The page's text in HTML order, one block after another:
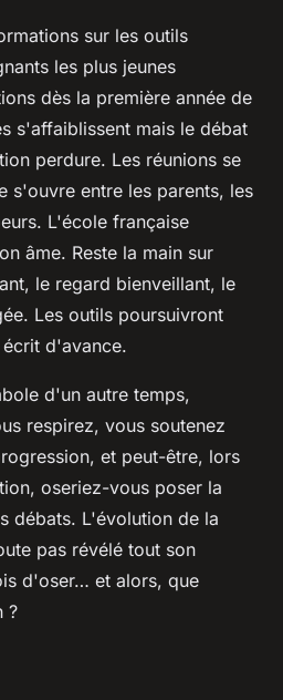
sur les outils
les plus jeunes
dès la première année de
s'affaiblissent mais le débat
perdure. Les réunions se
s'ouvre entre les parents, les
L'école française
âme. Reste la main sur
le regard bienveillant, le
Les outils poursuivront
d'avance.
d'un autre temps,
respirez, vous soutenez
et peut-être, lors
oseriez-vous poser la
débats. L'évolution de la
pas révélé tout son
d'oser… et alors, que
?